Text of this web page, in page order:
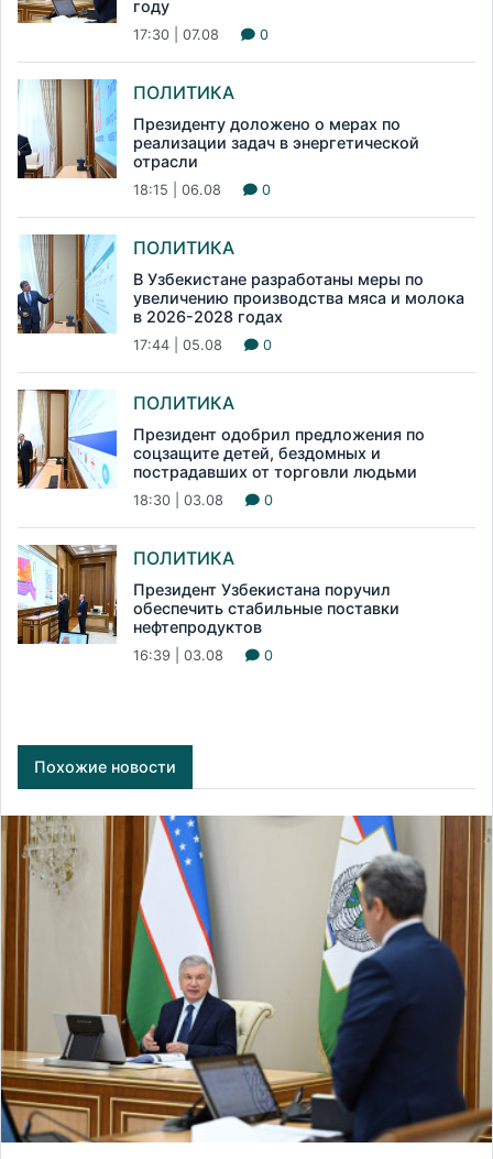
году
17:30 | 07.08 0
ПОЛИТИКА
Президенту доложено о мерах по
реализации задач в энергетической
отрасли
18:15 | 06.08 0
ПОЛИТИКА
В Узбекистане разработаны меры по
увеличению производства мяса и молока
в 2026-2028 годах
17:44 | 05.08 0
ПОЛИТИКА
Президент одобрил предложения по
соцзащите детей, бездомных и
пострадавших от торговли людьми
18:30 | 03.08 0
ПОЛИТИКА
Президент Узбекистана поручил
обеспечить стабильные поставки
нефтепродуктов
16:39 | 03.08 0
Похожие новости